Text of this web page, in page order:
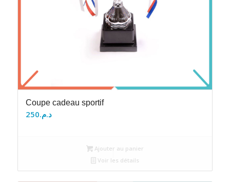
Coupe cadeau sportif
د.م.250
Ajouter au panier
Voir les détails